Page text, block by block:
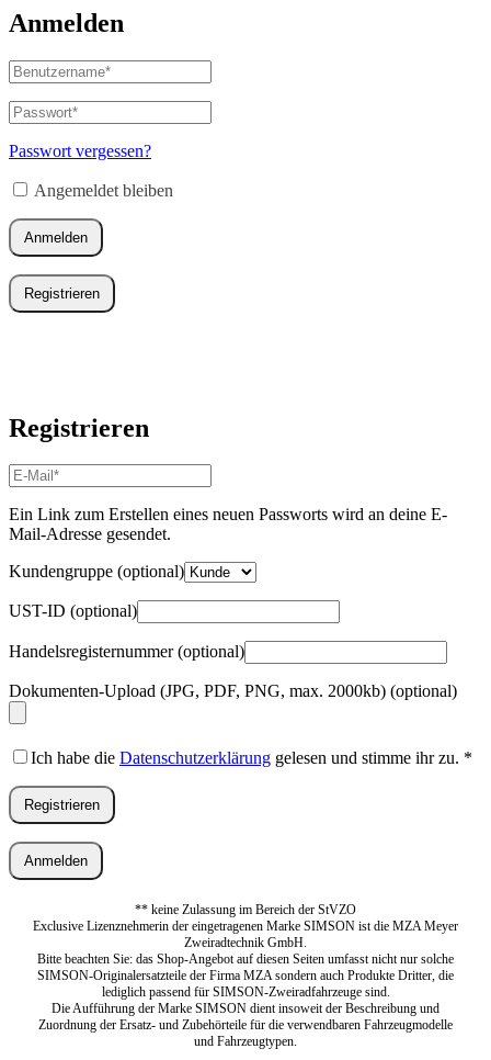
Anmelden
Benutzername
oder
E-
Mail-
Adresse*
Passwort*
Erforderlich
Passwort vergessen?
Angemeldet bleiben
Anmelden
Registrieren
Registrieren
E-
Mail-
Adresse*
Erforderlich
Ein Link zum Erstellen eines neuen Passworts wird an deine E-
Mail-Adresse gesendet.
Kundengruppe (optional)
UST-ID (optional)
Handelsregisternummer(optional)
Dokumenten-Upload (JPG, PDF, PNG, max. 2000kb) (optional)
Ich habe die Datenschutzerklärung gelesen und stimme ihr zu. *
Registrieren
Anmelden
** keine Zulassung im Bereich der StVZO
Exclusive Lizenznehmerin der eingetragenen Marke SIMSON ist die MZA Meyer
Zweiradtechnik GmbH.
Bitte beachten Sie: das Shop-Angebot auf diesen Seiten umfasst nicht nur solche
SIMSON-Originalersatzteile der Firma MZA sondern auch Produkte Dritter, die
lediglich passend für SIMSON-Zweiradfahrzeuge sind.
Die Aufführung der Marke SIMSON dient insoweit der Beschreibung und
Zuordnung der Ersatz- und Zubehörteile für die verwendbaren Fahrzeugmodelle
und Fahrzeugtypen.